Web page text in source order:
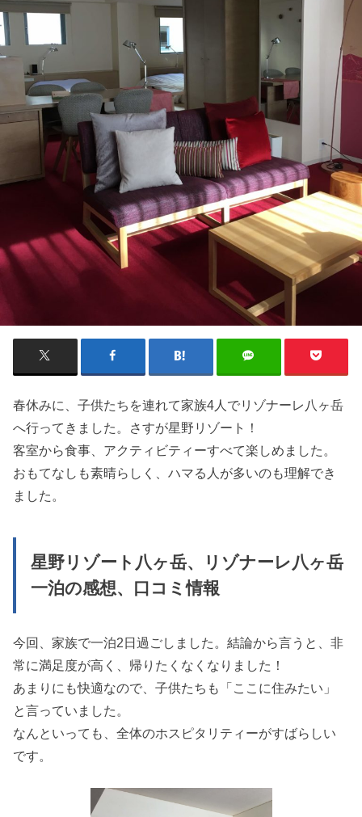
春休みに、子供たちを連れて家族4人でリゾナーレ八ヶ岳
へ行ってきました。さすが星野リゾート！
客室から食事、アクティビティーすべて楽しめました。
おもてなしも素晴らしく、ハマる人が多いのも理解でき
ました。
星野リゾート八ヶ岳、リゾナーレ八ヶ岳
一泊の感想、口コミ情報
今回、家族で一泊2日過ごしました。結論から言うと、非
常に満足度が高く、帰りたくなくなりました！
あまりにも快適なので、子供たちも「ここに住みたい」
と言っていました。
なんといっても、全体のホスピタリティーがすばらしい
です。